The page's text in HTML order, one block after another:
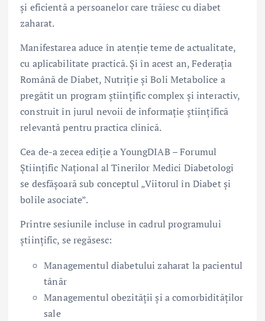
și eficientă a persoanelor care trăiesc cu diabet
zaharat.
Manifestarea aduce în atenție teme de actualitate,
cu aplicabilitate practică. Și în acest an, Federația
Română de Diabet, Nutriție și Boli Metabolice a
pregătit un program științific complex și interactiv,
construit în jurul nevoii de informație științifică
relevantă pentru practica clinică.
Cea de-a zecea ediție a YoungDIAB – Forumul
Științific Național al Tinerilor Medici Diabetologi
se desfășoară sub conceptul „Viitorul în Diabet și
bolile asociate”.
Printre sesiunile incluse în cadrul programului
științific, se regăsesc:
Managementul diabetului zaharat la pacientul
tânăr
Managementul obezității și a comorbidităților
sale